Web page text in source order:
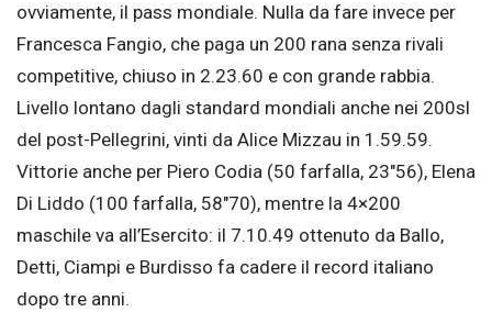
ovviamente, il pass mondiale. Nulla da fare invece per
Francesca Fangio, che paga un 200 rana senza rivali
competitive, chiuso in 2.23.60 e con grande rabbia.
Livello lontano dagli standard mondiali anche nei 200sl
del post-Pellegrini, vinti da Alice Mizzau in 1.59.59.
Vittorie anche per Piero Codia (50 farfalla, 23″56), Elena
Di Liddo (100 farfalla, 58″70), mentre la 4×200
maschile va all’Esercito: il 7.10.49 ottenuto da Ballo,
Detti, Ciampi e Burdisso fa cadere il record italiano
dopo tre anni.